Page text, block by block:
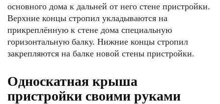
основного дома к дальней от него стене пристройки.
Верхние концы стропил укладываются на
прикреплённую к стене дома специальную
горизонтальную балку. Нижние концы стропил
закрепляются на балке новой стены пристройки.
Односкатная крыша
пристройки своими руками